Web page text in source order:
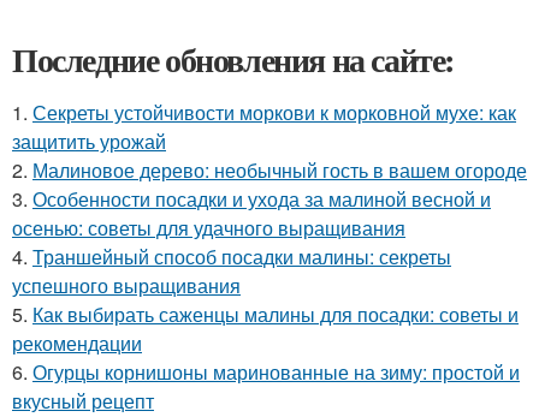
Последние обновления на сайте:
1. Секреты устойчивости моркови к морковной мухе: как
защитить урожай
2. Малиновое дерево: необычный гость в вашем огороде
3. Особенности посадки и ухода за малиной весной и
осенью: советы для удачного выращивания
4. Траншейный способ посадки малины: секреты
успешного выращивания
5. Как выбирать саженцы малины для посадки: советы и
рекомендации
6. Огурцы корнишоны маринованные на зиму: простой и
вкусный рецепт